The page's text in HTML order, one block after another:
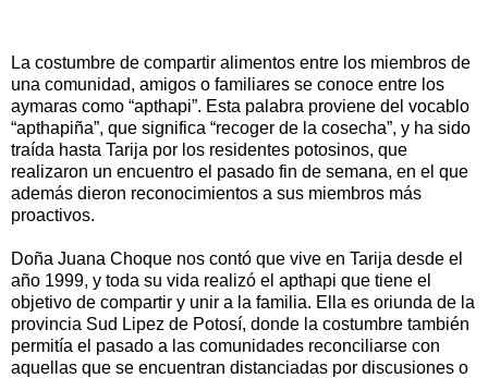
La costumbre de compartir alimentos entre los miembros de
una comunidad, amigos o familiares se conoce entre los
aymaras como “apthapi”. Esta palabra proviene del vocablo
“apthapiña”, que significa “recoger de la cosecha”, y ha sido
traída hasta Tarija por los residentes potosinos, que
realizaron un encuentro el pasado fin de semana, en el que
además dieron reconocimientos a sus miembros más
proactivos.
Doña Juana Choque nos contó que vive en Tarija desde el
año 1999, y toda su vida realizó el apthapi que tiene el
objetivo de compartir y unir a la familia. Ella es oriunda de la
provincia Sud Lipez de Potosí, donde la costumbre también
permitía el pasado a las comunidades reconciliarse con
aquellas que se encuentran distanciadas por discusiones o